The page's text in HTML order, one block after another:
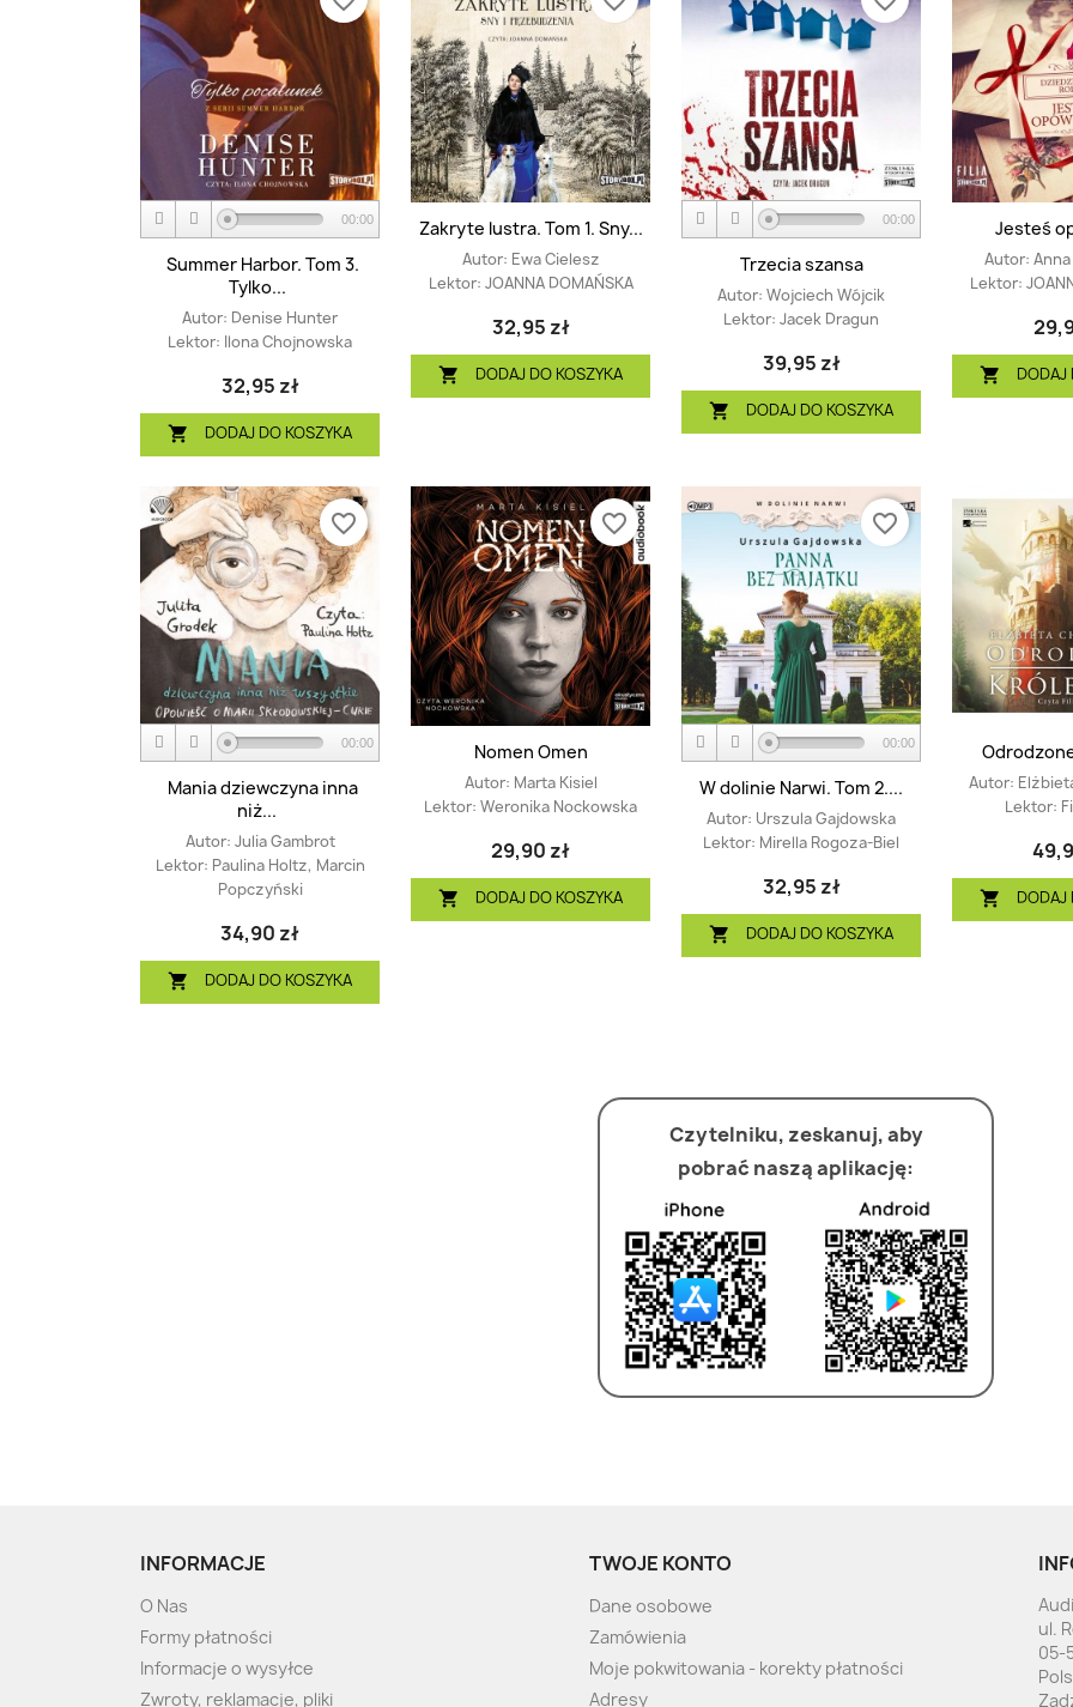
00:00
Summer Harbor. Tom 3.
Tylko...
Autor: Denise Hunter
Lektor: Ilona Chojnowska
32,95 zł
 DODAJ DO KOSZYKA
Zakryte lustra. Tom 1. Sny...
Autor: Ewa Cielesz
Lektor: JOANNA DOMAŃSKA
32,95 zł
 DODAJ DO KOSZYKA
00:00
Trzecia szansa
Autor: Wojciech Wójcik
Lektor: Jacek Dragun
39,95 zł
 DODAJ DO KOSZYKA
Jesteś
Autor:
Lektor:
 DODAJ
00:00
Mania dziewczyna inna
niż...
Autor: Julia Gambrot
Lektor: Paulina Holtz, Marcin
Popczyński
34,90 zł
 DODAJ DO KOSZYKA
favorite_border
Nomen Omen
Autor: Marta Kisiel
Lektor: Weronika Nockowska
29,90 zł
 DODAJ DO KOSZYKA
favorite_border
00:00
W dolinie Narwi. Tom 2....
Autor: Urszula Gajdowska
Lektor: Mirella Rogoza-Biel
32,95 zł
 DODAJ DO KOSZYKA
favorite_border
Autor:
Lektor:
 DODAJ
Czytelniku, zeskanuj, aby
pobrać naszą aplikację:
INFORMACJE
O Nas
Formy płatności
Informacje o wysyłce
Zwroty, reklamacje, pliki
TWOJE KONTO
Dane osobowe
Zamówienia
Moje pokwitowania - korekty płatności
Adresy
ul.
05-